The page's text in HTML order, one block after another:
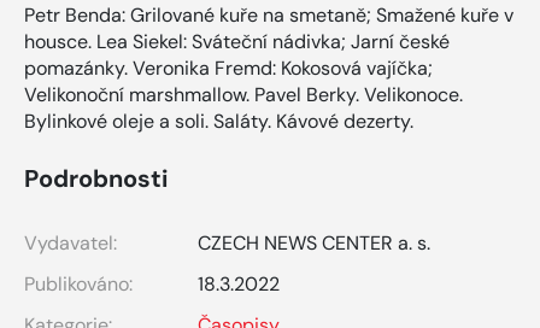
Petr Benda: Grilované kuře na smetaně; Smažené kuře v
housce. Lea Siekel: Sváteční nádivka; Jarní české
pomazánky. Veronika Fremd: Kokosová vajíčka;
Velikonoční marshmallow. Pavel Berky. Velikonoce.
Bylinkové oleje a soli. Saláty. Kávové dezerty.
Podrobnosti
Vydavatel:
CZECH NEWS CENTER a. s.
Publikováno:
18.3.2022